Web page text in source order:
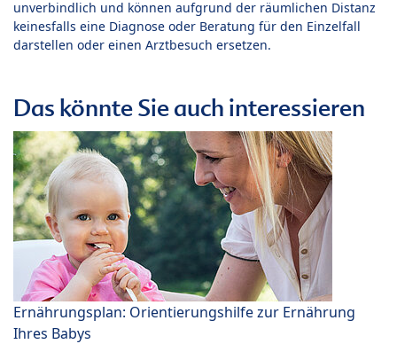
unverbindlich und können aufgrund der räumlichen Distanz
keinesfalls eine Diagnose oder Beratung für den Einzelfall
darstellen oder einen Arztbesuch ersetzen.
Das könnte Sie auch interessieren
Ernährungsplan: Orientierungshilfe zur Ernährung
Ihres Babys